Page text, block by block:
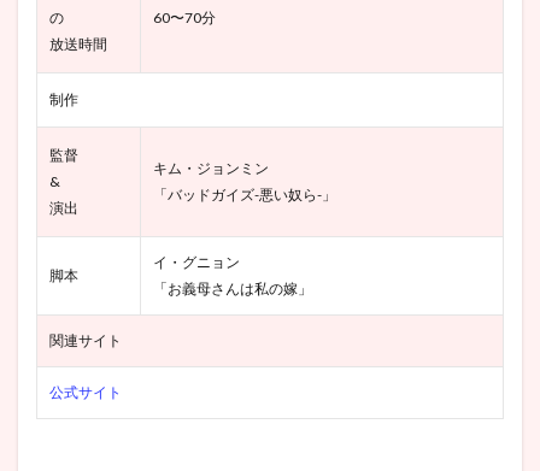
嫁)』
最後
感想
＆評
価
の
放送時間
60〜70分
制作
監督
&
演出
キム・ジョンミン
「バッドガイズ-悪い奴ら-」
脚本
イ・グニョン
「お義母さんは私の嫁」
関連サイト
公式サイト